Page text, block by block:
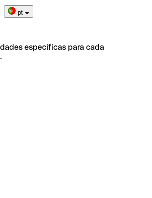
pt
específicas para cada